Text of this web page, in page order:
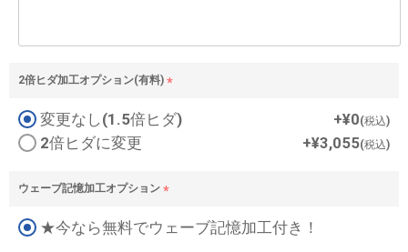
2倍ヒダ加工オプション(有料)
必
変更なし(1.5倍ヒダ) +¥0 税込
2倍ヒダに変更 +¥3,055 税込
ウェーブ記憶加工オプション
必
★今なら無料でウェーブ記憶加工付き！